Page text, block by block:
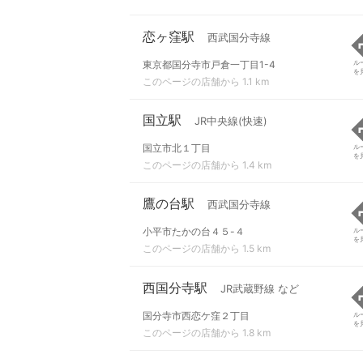
恋ヶ窪駅 西武国分寺線
東京都国分寺市戸倉一丁目1-4
このページの店舗から 1.1 km
ル
を
国立駅 JR中央線(快速)
国立市北１丁目
このページの店舗から 1.4 km
ル
を
鷹の台駅 西武国分寺線
小平市たかの台４５-４
このページの店舗から 1.5 km
ル
を
西国分寺駅 JR武蔵野線 など
国分寺市西恋ケ窪２丁目
このページの店舗から 1.8 km
ル
を